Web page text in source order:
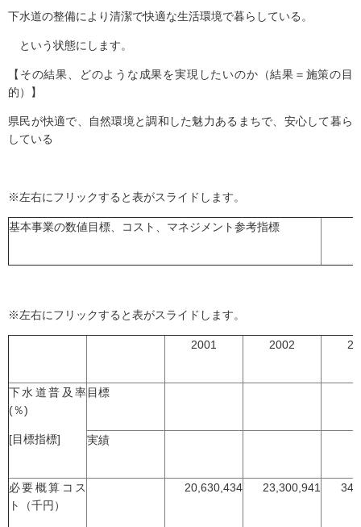
下水道の整備により清潔で快適な生活環境で暮らしている。
という状態にします。
【その結果、どのような成果を実現したいのか（結果＝施策の目
的）】
県民が快適で、自然環境と調和した魅力あるまちで、安心して暮ら
している
※左右にフリックすると表がスライドします。
基本事業の数値目標、コスト、マネジメント参考指標
※左右にフリックすると表がスライドします。
2001 2002
下水道普及率
(％)
[目標指標]
目標
実績
必要概算コス
ト（千円）
20,630,434 23,300,941